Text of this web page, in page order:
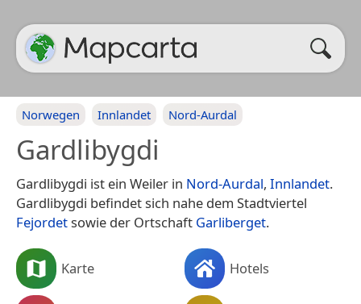
Norwegen Innlandet Nord-Aurdal
Gardlibygdi
Gardlibygdi ist ein Weiler in Nord-Aurdal, Innlandet.
Gardlibygdi befindet sich nahe dem Stadtviertel
Fejordetsowie der Ortschaft Garliberget.
Karte Hotels